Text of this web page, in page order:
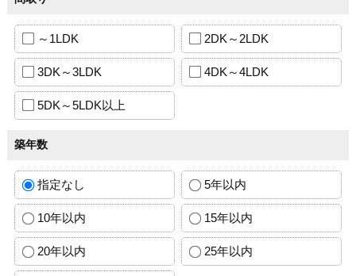
～1LDK 2DK～2LDK
3DK～3LDK 4DK～4LDK
5DK～5LDK以上
築年数
指定なし 5年以内
10年以内 15年以内
20年以内 25年以内